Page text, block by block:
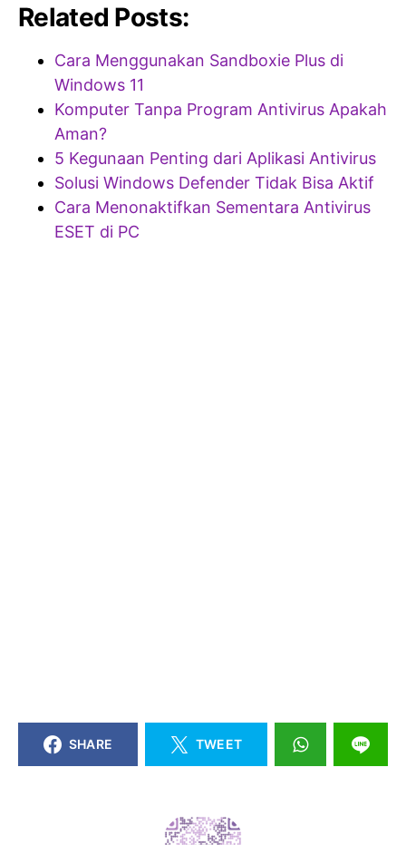
Related Posts:
Cara Menggunakan Sandboxie Plus di
Windows 11
Komputer Tanpa Program Antivirus Apakah
Aman?
5 Kegunaan Penting dari Aplikasi Antivirus
Solusi Windows Defender Tidak Bisa Aktif
Cara Menonaktifkan Sementara Antivirus
ESET di PC
SHARE TWEET